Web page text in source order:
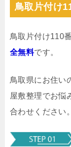
鳥取片付け
鳥取片付け110
全無料です。
鳥取県にお住い
屋敷整理でお悩
合わせください。